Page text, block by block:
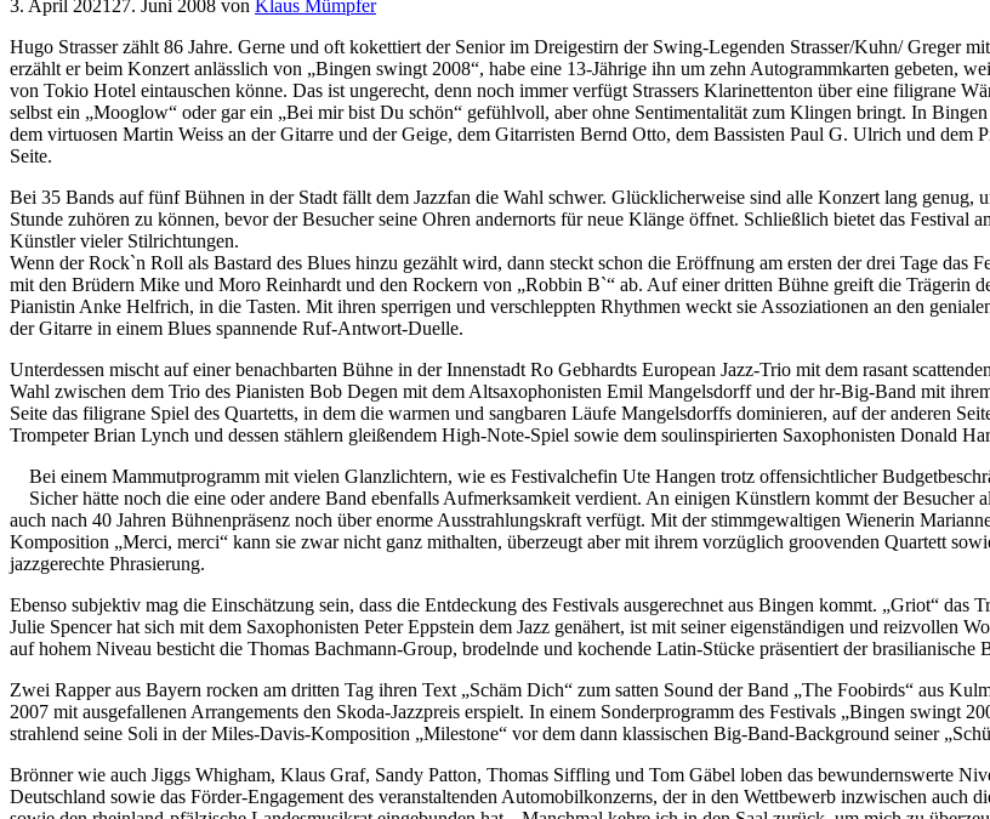
3. April 2021 27. Juni 2008 von Klaus Mümpfer
Hugo Strasser zählt 86 Jahre. Gerne und oft kokettiert der Senior im Dreigestirn der Swing-Legenden Strasser/Kuhn/ Greger
erzählt er beim Konzert anlässlich von „Bingen swingt 2008“, habe eine 13-Jährige ihn um zehn Autogrammkarten gebeten,
von Tokio Hotel eintauschen könne. Das ist ungerecht, denn noch immer verfügt Strassers Klarinettenton über eine filigrane
selbst ein „Mooglow“ oder gar ein „Bei mir bist Du schön“ gefühlvoll, aber ohne Sentimentalität zum Klingen bringt. In
dem virtuosen Martin Weiss an der Gitarre und der Geige, dem Gitarristen Bernd Otto, dem Bassisten Paul G. Ulrich und dem
Seite.
Bei 35 Bands auf fünf Bühnen in der Stadt fällt dem Jazzfan die Wahl schwer. Glücklicherweise sind alle Konzert lang genug,
Stunde zuhören zu können, bevor der Besucher seine Ohren andernorts für neue Klänge öffnet. Schließlich bietet das Festival
Künstler vieler Stilrichtungen.
Wenn der Rock`n Roll als Bastard des Blues hinzu gezählt wird, dann steckt schon die Eröffnung am ersten der drei Tage das
mit den Brüdern Mike und Moro Reinhardt und den Rockern von „Robbin B`“ ab. Auf einer dritten Bühne greift die Trägerin
Pianistin Anke Helfrich, in die Tasten. Mit ihren sperrigen und verschleppten Rhythmen weckt sie Assoziationen an den
der Gitarre in einem Blues spannende Ruf-Antwort-Duelle.
Unterdessen mischt auf einer benachbarten Bühne in der Innenstadt Ro Gebhardts European Jazz-Trio mit dem rasant
Wahl zwischen dem Trio des Pianisten Bob Degen mit dem Altsaxophonisten Emil Mangelsdorff und der hr-Big-Band mit
Seite das filigrane Spiel des Quartetts, in dem die warmen und sangbaren Läufe Mangelsdorffs dominieren, auf der anderen
Trompeter Brian Lynch und dessen stählern gleißendem High-Note-Spiel sowie dem soulinspirierten Saxophonisten Donald
Bei einem Mammutprogramm mit vielen Glanzlichtern, wie es Festivalchefin Ute Hangen trotz offensichtlicher
Sicher hätte noch die eine oder andere Band ebenfalls Aufmerksamkeit verdient. An einigen Künstlern kommt der
auch nach 40 Jahren Bühnenpräsenz noch über enorme Ausstrahlungskraft verfügt. Mit der stimmgewaltigen Wienerin
Komposition „Merci, merci“ kann sie zwar nicht ganz mithalten, überzeugt aber mit ihrem vorzüglich groovenden Quartett
jazzgerechte Phrasierung.
Ebenso subjektiv mag die Einschätzung sein, dass die Entdeckung des Festivals ausgerechnet aus Bingen kommt. „Griot“
Julie Spencer hat sich mit dem Saxophonisten Peter Eppstein dem Jazz genähert, ist mit seiner eigenständigen und reizvollen
auf hohem Niveau besticht die Thomas Bachmann-Group, brodelnde und kochende Latin-Stücke präsentiert der brasilianische
Zwei Rapper aus Bayern rocken am dritten Tag ihren Text „Schäm Dich“ zum satten Sound der Band „The Foobirds“ aus
2007 mit ausgefallenen Arrangements den Skoda-Jazzpreis erspielt. In einem Sonderprogramm des Festivals „Bingen swingt
strahlend seine Soli in der Miles-Davis-Komposition „Milestone“ vor dem dann klassischen Big-Band-Background seiner
Brönner wie auch Jiggs Whigham, Klaus Graf, Sandy Patton, Thomas Siffling und Tom Gäbel loben das bewundernswerte
Deutschland sowie das Förder-Engagement des veranstaltenden Automobilkonzerns, der in den Wettbewerb inzwischen auch